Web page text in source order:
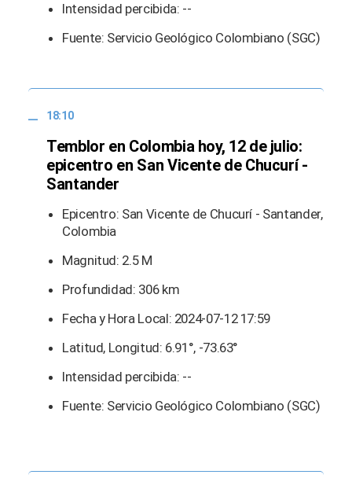
Intensidad percibida: --
Fuente: Servicio Geológico Colombiano (SGC)
18:10
Temblor en Colombia hoy, 12 de julio:
epicentro en San Vicente de Chucurí -
Santander
Epicentro: San Vicente de Chucurí - Santander,
Colombia
Magnitud: 2.5 M
Profundidad: 306 km
Fecha y Hora Local: 2024-07-12 17:59
Latitud, Longitud: 6.91°, -73.63°
Intensidad percibida: --
Fuente: Servicio Geológico Colombiano (SGC)